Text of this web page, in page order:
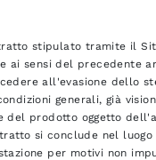
stipulato tramite il
ai sensi del precedente
all'evasione dello
generali, già
del prodotto oggetto
si conclude nel
per motivi non